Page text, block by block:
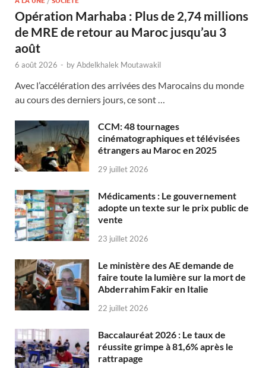
Opération Marhaba : Plus de 2,74 millions
de MRE de retour au Maroc jusqu’au 3
août
6 août 2026 - byAbdelkhalek Moutawakil
Avec l’accélération des arrivées des Marocains du monde
au cours des derniers jours, ce sont …
CCM: 48 tournages
cinématographiques et télévisées
étrangers au Maroc en 2025
29 juillet 2026
Médicaments : Le gouvernement
adopte un texte sur le prix public de
vente
23 juillet 2026
Le ministère des AE demande de
faire toute la lumière sur la mort de
Abderrahim Fakir en Italie
22 juillet 2026
Baccalauréat 2026 : Le taux de
réussite grimpe à 81,6% après le
rattrapage